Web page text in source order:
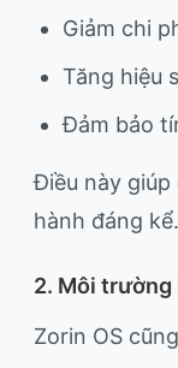
Giảm chi
Tăng hiệu
Đảm bảo
Điều này
hành đáng kể.
2. Môi trường
Zorin OS